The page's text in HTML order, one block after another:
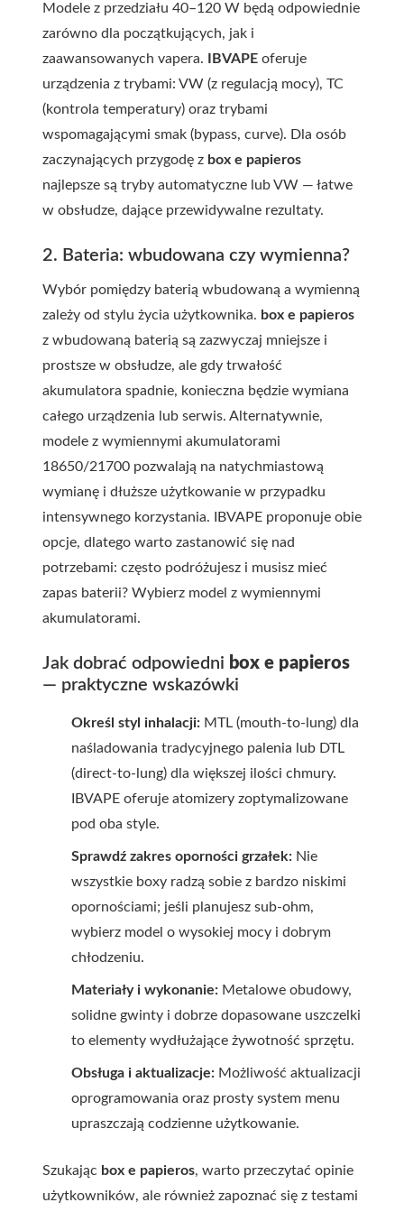
Modele z przedziału 40–120 W będą odpowiednie
zarówno dla początkujących, jak i
zaawansowanych vapera.
IBVAPE oferuje
urządzenia z trybami: VW (z regulacją mocy), TC
(kontrola temperatury) oraz trybami
wspomagającymi smak (bypass, curve). Dla osób
zaczynających przygodę z box e papieros
najlepsze są tryby automatyczne lub VW — łatwe
w obsłudze, dające przewidywalne rezultaty.
2. Bateria: wbudowana czy wymienna?
Wybór pomiędzy baterią wbudowaną a wymienną
zależy od stylu życia użytkownika. box e papieros
z wbudowaną baterią są zazwyczaj mniejsze i
prostsze w obsłudze, ale gdy trwałość
akumulatora spadnie, konieczna będzie wymiana
całego urządzenia lub serwis. Alternatywnie,
modele z wymiennymi akumulatorami
18650/21700 pozwalają na natychmiastową
wymianę i dłuższe użytkowanie w przypadku
intensywnego korzystania. IBVAPE proponuje obie
opcje, dlatego warto zastanowić się nad
potrzebami: często podróżujesz i musisz mieć
zapas baterii? Wybierz model z wymiennymi
akumulatorami.
Jak dobrać odpowiedni box e papieros
— praktyczne wskazówki
Określ styl inhalacji: MTL (mouth-to-lung) dla
naśladowania tradycyjnego palenia lub DTL
(direct-to-lung) dla większej ilości chmury.
IBVAPE oferuje atomizery zoptymalizowane
pod oba style.
Sprawdź zakres oporności grzałek: Nie
wszystkie boxy radzą sobie z bardzo niskimi
opornościami; jeśli planujesz sub-ohm,
wybierz model o wysokiej mocy i dobrym
chłodzeniu.
Materiały i wykonanie: Metalowe obudowy,
solidne gwinty i dobrze dopasowane uszczelki
to elementy wydłużające żywotność sprzętu.
Obsługa i aktualizacje: Możliwość aktualizacji
oprogramowania oraz prosty system menu
upraszczają codzienne użytkowanie.
Szukając box e papieros, warto przeczytać opinie
użytkowników, ale również zapoznać się z testami